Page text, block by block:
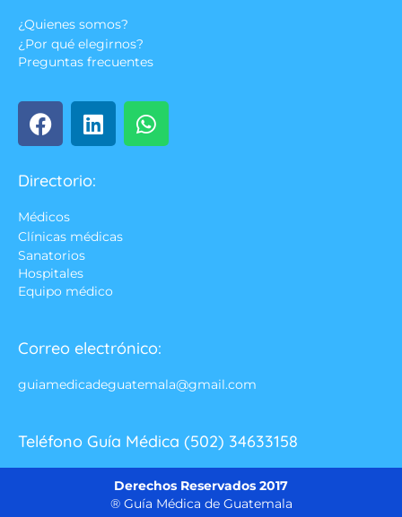
¿Quienes somos?
¿Por qué elegirnos?
Preguntas frecuentes
Directorio:
Médicos
Clínicas médicas
Sanatorios
Hospitales
Equipo médico
Correo electrónico:
guiamedicadeguatemala@gmail.com
Teléfono Guía Médica (502) 34633158
Derechos Reservados 2017
® Guía Médica de Guatemala